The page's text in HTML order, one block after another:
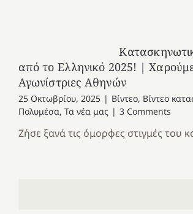
από το Ελληνικό 2025! |
Αγωνίστριες Αθηνών
25 Οκτωβρίου, 2025 | Βίντεο, Βίντεο
Πολυμέσα, Τα νέα μας | 3 Comments
Ζήσε ξανά τις όμορφες στιγμές του